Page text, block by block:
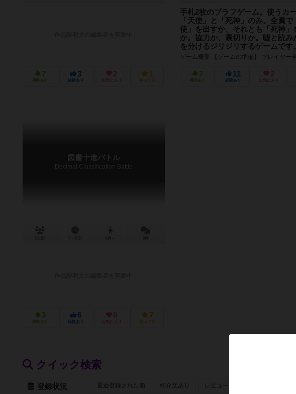
7
興味あり
3
経験あり
2
お気に入り
1
持ってる
手札2枚のブラフゲーム。使うカ
「天使」と「死神」のみ。全員で
使」を出すか、それとも「死神」
か。協力か、裏切りか。嘘と読み
を分けるジリジリするゲームです。
ゲーム概要 【ゲームの準備】 プレイヤー
ートチップを５個づつ配ります。 【ゲー
各プレイ...
7
興味あり
11
経験あり
2
お気に入り
図書十進バトル
Decimal Classification Battle
3
興味あり
6
経験あり
0
お気に入り
7
持ってる
クイック検索
登録状況 最近登録された順 紹介文あり レビューあり